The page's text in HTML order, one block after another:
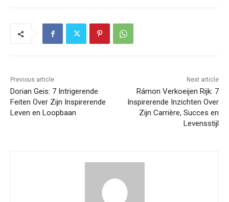
Previous article
Dorian Geis: 7 Intrigerende
Feiten Over Zijn Inspirerende
Leven en Loopbaan
Next article
Rámon Verkoeijen Rijk: 7
Inspirerende Inzichten Over
Zijn Carrière, Succes en
Levensstijl